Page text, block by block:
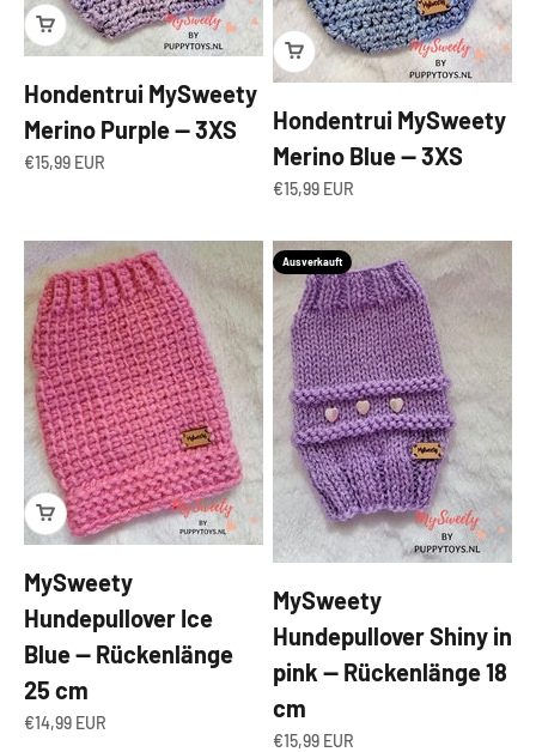
Hondentrui MySweety
Merino Purple — 3XS
Angebot
€15,99 EUR
Hondentrui MySweety
Merino Blue — 3XS
Angebot
€15,99 EUR
MySweety
Hundepullover Ice
Blue — Rückenlänge
25 cm
Angebot
€14,99 EUR
Ausverkauft
MySweety
Hundepullover Shiny in
pink — Rückenlänge 18
cm
Angebot
€15,99 EUR